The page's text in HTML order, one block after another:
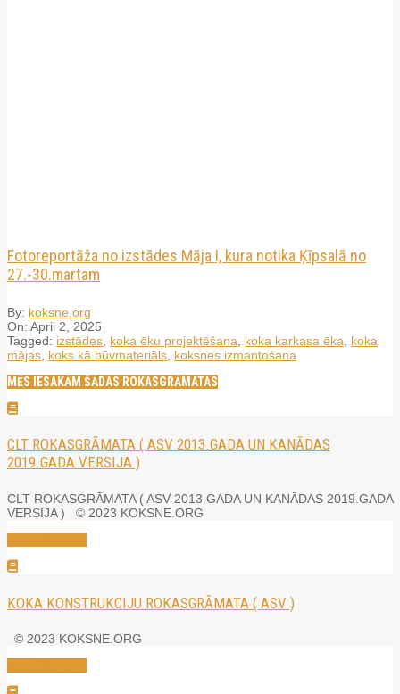
Fotoreportāža no izstādes Māja I, kura notika Ķīpsalā no
27.-30.martam
By: koksne.org
On: April 2, 2025
Tagged: izstādes koka ēku projektēšana koka karkasa ēka
koka
mājas koks kā būvmateriāls koksnes izmantošana
MĒS IESAKĀM ŠĀDAS ROKASGRĀMATAS
CLT ROKASGRĀMATA ( ASV 2013.GADA UN KANĀDAS
2019.GADA VERSIJA )
CLT ROKASGRĀMATA ( ASV 2013.GADA UN KANĀDAS 2019.GADA
VERSIJA ) © 2023 KOKSNE.ORG
KOKA KONSTRUKCIJU ROKASGRĀMATA ( ASV )
© 2023 KOKSNE.ORG